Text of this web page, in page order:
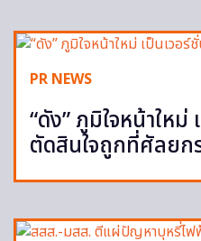
PR NEWS
“ดัง” ภูมิใจหน้าให
ตัดสินใจถูกที่ศัลยก